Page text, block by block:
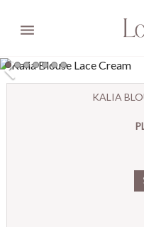

KALIA